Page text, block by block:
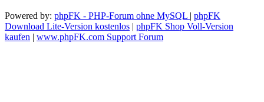
Powered by: phpFK - PHP-Forum ohne MySQL | phpFK
Download Lite-Version kostenlos | phpFK Shop Voll-Version
kaufen | www.phpFK.com Support Forum